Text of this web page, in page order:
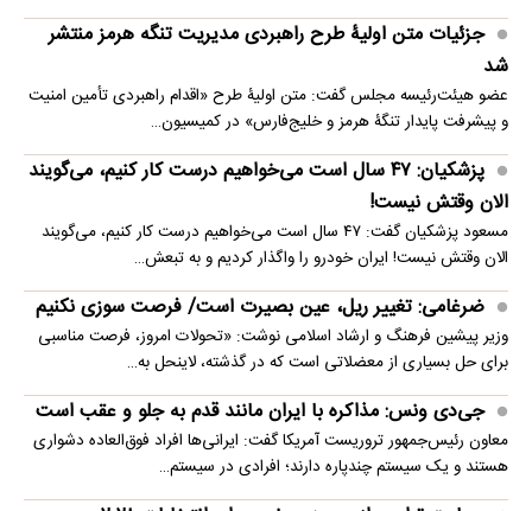
جزئیات متن اولیۀ طرح راهبردی مدیریت تنگه هرمز منتشر
شد
عضو هیئت‌رئیسه مجلس گفت: متن اولیۀ طرح «اقدام راهبردی تأمین امنیت
و پیشرفت پایدار تنگۀ هرمز و خلیج‌فارس» در کمیسیون…
پزشکیان: ۴۷ سال است می‌خواهیم درست کار کنیم، می‌گویند
الان وقتش نیست!
مسعود پزشکیان گفت: ۴۷ سال است می‌خواهیم درست کار کنیم، می‌گویند
الان وقتش نیست! ایران خودرو را واگذار کردیم و به تبعش…
ضرغامی: تغییر ریل، عین بصیرت است/ فرصت سوزی نکنیم
وزیر پیشین فرهنگ و ارشاد اسلامی نوشت: «تحولات امروز، فرصت مناسبی
برای حل بسیاری از معضلاتی‌ است که در گذشته، لاینحل به…
جی‌دی ونس: مذاکره با ایران مانند قدم به جلو و عقب است
معاون رئیس‌جمهور تروریست آمریکا گفت: ایرانی‌ها افراد فوق‌العاده دشواری
هستند و یک سیستم چندپاره دارند؛ افرادی در سیستم…